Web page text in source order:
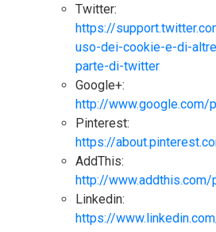
Twitter:
https://
uso-dei-cookie-e-di-
parte-di-twitter
Google+:
http://
Pinterest:
https://
AddThis:
http://
Linkedin:
https://